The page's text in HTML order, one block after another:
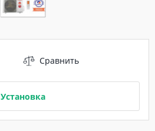
Сравнить
Установка